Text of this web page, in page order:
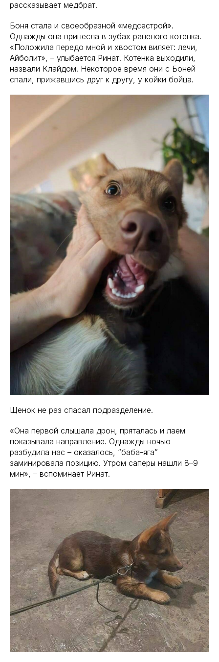
рассказывает медбрат.
Боня стала и своеобразной «медсестрой».
Однажды она принесла в зубах раненого котенка.
«Положила передо мной и хвостом виляет: лечи,
Айболит», – улыбается Ринат. Котенка выходили,
назвали Клайдом. Некоторое время они с Боней
спали, прижавшись друг к другу, у койки бойца.
Щенок не раз спасал подразделение.
«Она первой слышала дрон, пряталась и лаем
показывала направление. Однажды ночью
разбудила нас – оказалось, “баба-яга”
заминировала позицию. Утром саперы нашли 8–9
мин», – вспоминает Ринат.